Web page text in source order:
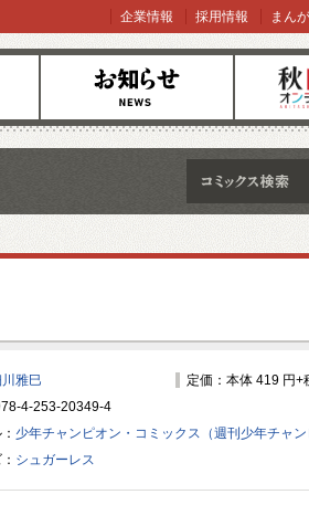
お知らせ オンライン
企業情報 採用情報 まん
雅巳
定価：本体 419 円+
4-253-20349-4
少年チャンピオン・コミックス（週刊少年チャン
シュガーレス